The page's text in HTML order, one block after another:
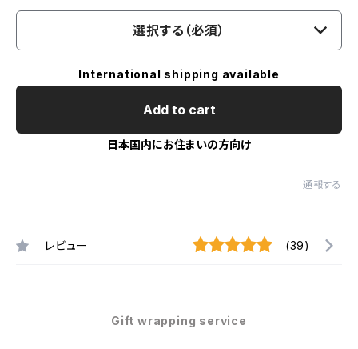
選択する（必須）
International shipping available
Add to cart
日本国内にお住まいの方向け
通報する
レビュー (39)
Gift wrapping service